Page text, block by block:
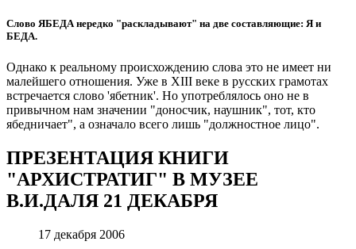
Слово ЯБЕДА нередко "раскладывают" на две составляющие: Я и
БЕДА.
Однако к реальному происхождению слова это не имеет ни
малейшего отношения. Уже в XIII веке в русских грамотах
встречается слово 'ябетник'. Но употреблялось оно не в
привычном нам значении "доносчик, наушник", тот, кто
ябедничает", а означало всего лишь "должностное лицо".
ПРЕЗЕНТАЦИЯ КНИГИ
"АРХИСТРАТИГ" В МУЗЕЕ
В.И.ДАЛЯ 21 ДЕКАБРЯ
17 декабря 2006